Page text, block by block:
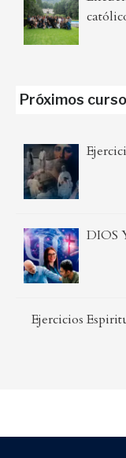
Próximos
DIOS
Ejercicios